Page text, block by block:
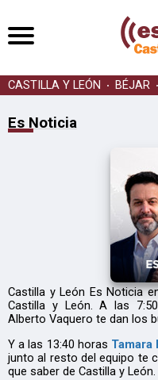
CASTILLA Y LEÓN BÉJAR
Es Noticia
Castilla y León Es Noticia
Castilla y León. A las
Alberto Vaquero te dan los
Y a las 13:40 horas Tamara
junto al resto del equipo te
que saber de Castilla y León.